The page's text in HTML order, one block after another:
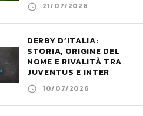
21/07/2026
DERBY D’ITALIA:
STORIA, ORIGINE DEL
NOME E RIVALITÀ TRA
JUVENTUS E INTER
10/07/2026